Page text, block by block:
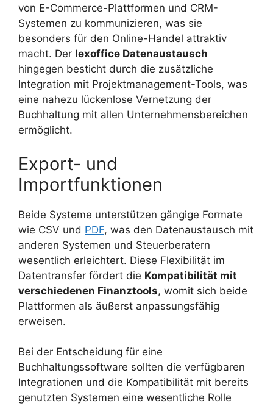
von E-Commerce-Plattformen und CRM-
Systemen zu kommunizieren, was sie
besonders für den Online-Handel attraktiv
macht. Der lexoffice Datenaustausch
hingegen besticht durch die zusätzliche
Integration mit Projektmanagement-Tools, was
eine nahezu lückenlose Vernetzung der
Buchhaltung mit allen Unternehmensbereichen
ermöglicht.
Export- und
Importfunktionen
Beide Systeme unterstützen gängige Formate
wie CSV und PDF, was den Datenaustausch mit
anderen Systemen und Steuerberatern
wesentlich erleichtert. Diese Flexibilität im
Datentransfer fördert die Kompatibilität mit
verschiedenen Finanztools, womit sich beide
Plattformen als äußerst anpassungsfähig
erweisen.
Bei der Entscheidung für eine
Buchhaltungssoftware sollten die verfügbaren
Integrationen und die Kompatibilität mit bereits
genutzten Systemen eine wesentliche Rolle